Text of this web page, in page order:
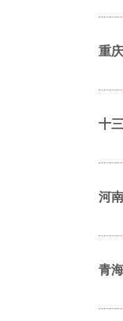
重
十
河
青